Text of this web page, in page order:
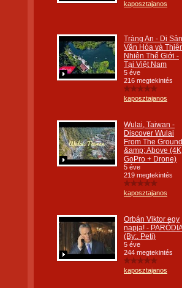
kaposztajanos
Tràng An - Di Sản
Văn Hóa và
Nhiên Thế Giới -
Tại Việt Nam
5 éve
216 megtekintés
kaposztajanos
Wulai, Taiwan -
Discover Wulai
From The Ground
&amp; Above (4K
GoPro + Drone)
5 éve
219 megtekintés
kaposztajanos
Orbán Viktor egy
napja! -
(By:. Peti)
5 éve
244 megtekintés
kaposztajanos